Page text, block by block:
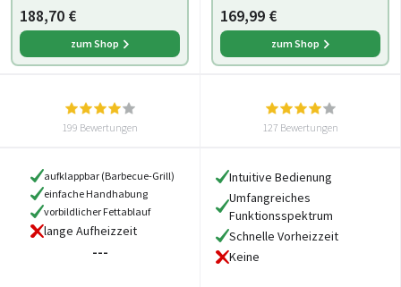
188,70 €
zum Shop
169,99 €
zum Shop
199 Bewertungen 127 Bewertungen
aufklappbar (Barbecue-Grill)
einfache Handhabung
vorbildlicher Fettablauf
lange Aufheizzeit
---
Intuitive Bedienung
Umfangreiches
Funktionsspektrum
Schnelle Vorheizzeit
Keine